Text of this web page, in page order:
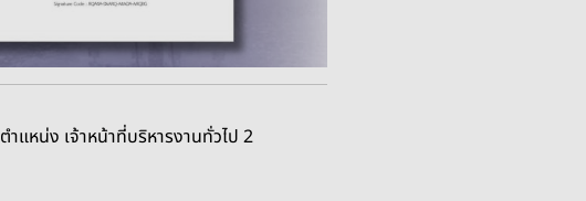
ตำแหน่ง เจ้าหน้าที่บริหารงานทั่วไป 2